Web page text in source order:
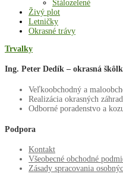
Stálozelené
Živý plot
Letničky
Okrasné trávy
Trvalky
Ing. Peter Dedík – okrasná
Veľkoobchodný a
Realizácia okrasných záhrad
Odborné poradenstvo a
Podpora
Kontakt
Všeobecné obchodné
Zásady spracovania